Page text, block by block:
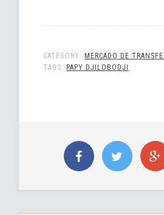
CATEGORY: MERCADO DE
TAGS: PAPY DJILOBODJI